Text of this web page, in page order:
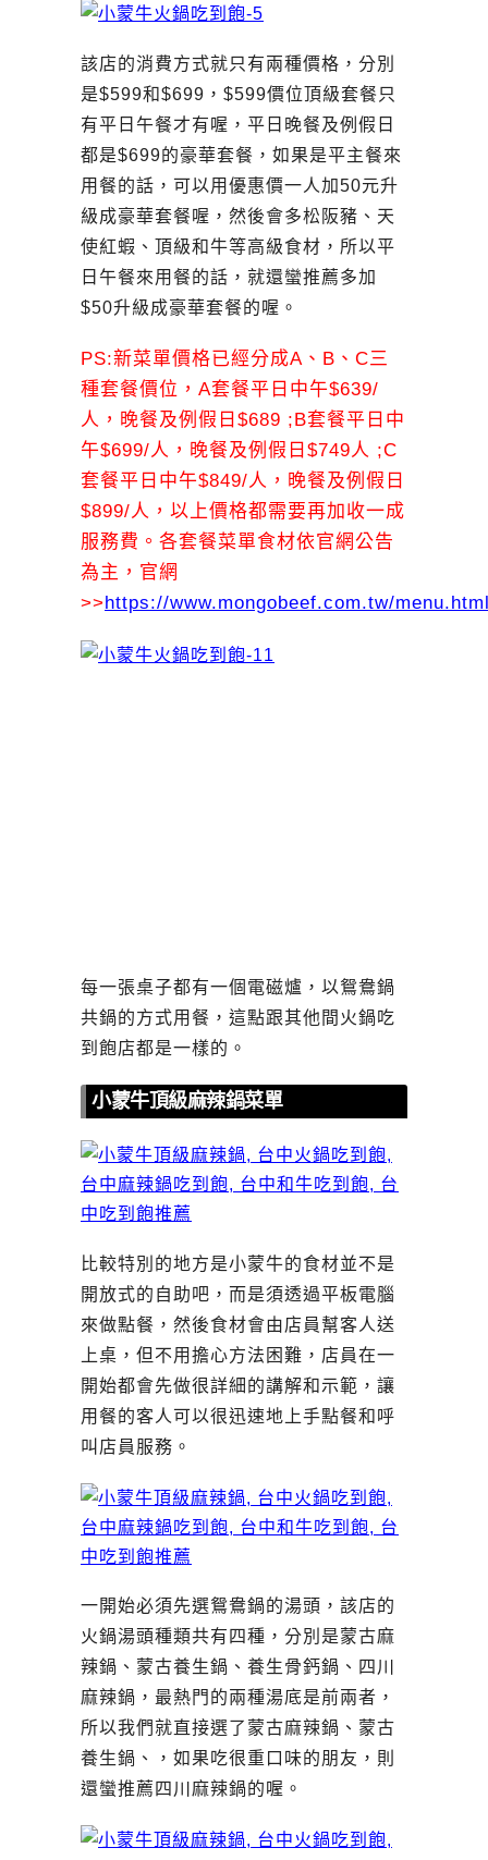
該店的消費方式就只有兩種價格，分別
是$599和$699，$599價位頂級套餐只
有平日午餐才有喔，平日晚餐及例假日
都是$699的豪華套餐，如果是平主餐來
用餐的話，可以用優惠價一人加50元升
級成豪華套餐喔，然後會多松阪豬、天
使紅蝦、頂級和牛等高級食材，所以平
日午餐來用餐的話，就還蠻推薦多加
$50升級成豪華套餐的喔。
PS:新菜單價格已經分成A、B、C三
種套餐價位，A套餐平日中午$639/
人，晚餐及例假日$689 ;B套餐平日中
午$699/人，晚餐及例假日$749人 ;C
套餐平日中午$849/人，晚餐及例假日
$899/人，以上價格都需要再加收一成
服務費。各套餐菜單食材依官網公告
為主，官網
>>https://www.mongobeef.com.tw/
每一張桌子都有一個電磁爐，以鴛鴦鍋
共鍋的方式用餐，這點跟其他間火鍋吃
到飽店都是一樣的。
小蒙牛頂級麻辣鍋菜單
比較特別的地方是小蒙牛的食材並不是
開放式的自助吧，而是須透過平板電腦
來做點餐，然後食材會由店員幫客人送
上桌，但不用擔心方法困難，店員在一
開始都會先做很詳細的講解和示範，讓
用餐的客人可以很迅速地上手點餐和呼
叫店員服務。
一開始必須先選鴛鴦鍋的湯頭，該店的
火鍋湯頭種類共有四種，分別是蒙古麻
辣鍋、蒙古養生鍋、養生骨鈣鍋、四川
麻辣鍋，最熱門的兩種湯底是前兩者，
所以我們就直接選了蒙古麻辣鍋、蒙古
養生鍋、，如果吃很重口味的朋友，則
還蠻推薦四川麻辣鍋的喔。